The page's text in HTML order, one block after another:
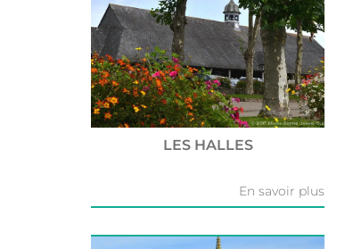
LES HALLES
En savoir plus